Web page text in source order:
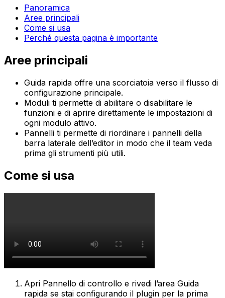
Panoramica
Aree principali
Come si usa
Perché questa pagina è importante
Aree principali
Guida rapida offre una scorciatoia verso il flusso di
configurazione principale.
Moduli ti permette di abilitare o disabilitare le
funzioni e di aprire direttamente le impostazioni di
ogni modulo attivo.
Pannelli ti permette di riordinare i pannelli della
barra laterale dell’editor in modo che il team veda
prima gli strumenti più utili.
Come si usa
Apri Pannello di controllo e rivedi l’area Guida
rapida se stai configurando il plugin per la prima